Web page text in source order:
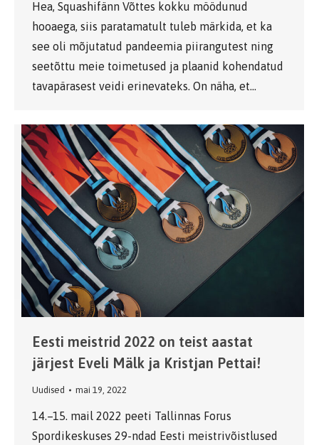
Hea, Squashifänn Võttes kokku möödunud
hooaega, siis paratamatult tuleb märkida, et ka
see oli mõjutatud pandeemia piirangutest ning
seetõttu meie toimetused ja plaanid kohendatud
tavapärasest veidi erinevateks. On näha, et…
Eesti meistrid 2022 on teist aastat
järjest Eveli Mälk ja Kristjan Pettai!
Uudised mai 19, 2022
14.–15. mail 2022 peeti Tallinnas Forus
Spordikeskuses 29-ndad Eesti meistrivõistlused